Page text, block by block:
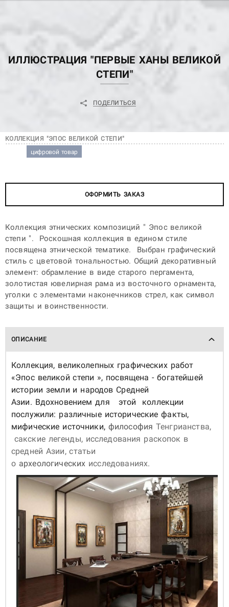
ИЛЛЮСТРАЦИЯ "ПЕРВЫЕ ХАНЫ ВЕЛИКОЙ
СТЕПИ"
ПОДЕЛИТЬСЯ
КОЛЛЕКЦИЯ "ЭПОС ВЕЛИКОЙ СТЕПИ"
цифровой товар
цифровой товар
ОФОРМИТЬ ЗАКАЗ
Коллекция этнических композиций " Эпос великой
степи ". Роскошная коллекция в едином стиле
посвящена этнической тематике. Выбран графический
стиль с цветовой тональностью. Общий декоративный
элемент: обрамление в виде старого пергамента,
золотистая ювелирная рама из восточного орнамента,
уголки с элементами наконечников стрел, как символ
защиты и воинственности.
ОПИСАНИЕ
Коллекция, великолепных графических работ
«Эпос великой степи », посвящена - богатейшей
истории земли и народов Средней
Азии. Вдохновением для этой коллекции
послужили: различные исторические факты,
мифические источники, философия Тенгрианства,
сакские легенды, исследования раскопок в
средней Азии, статьи
о археологических исследованиях.